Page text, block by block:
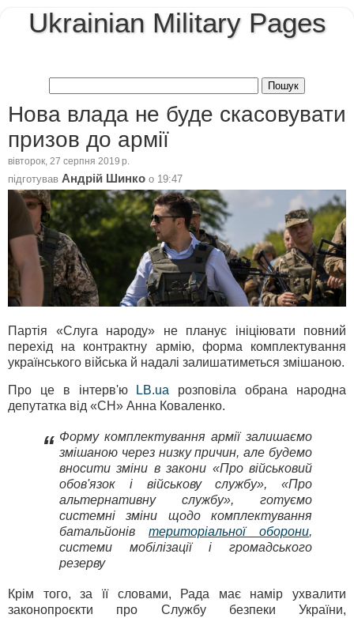
Ukrainian Military Pages
Нова влада не буде скасовувати
призов до армії
вівторок, 27 серпня 2019 р.
підготував Андрій Шинко о 19:47
Партія «Слуга народу» не планує ініціювати повний
перехід на контрактну армію, форма комплектування
українського війська й надалі залишатиметься змішаною.
Про це в інтерв'ю LB.ua розповіла обрана народна
депутатка від «СН» Анна Коваленко.
“ Форму комплектування армії залишаємо
змішаною через низку причин, але будемо
вносити зміни в закони «Про військовий
обов'язок і військову службу», «Про
альтернативну службу», готуємо
системні зміни щодо комплектування
батальйонів територіальної оборони,
системи мобілізації і громадського
резерву
Крім того, за її словами, Рада має намір ухвалити
законопроєкти про Службу безпеки України,